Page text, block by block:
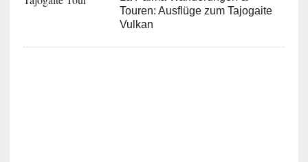
Touren: Ausflüge zum Tajogaite
Vulkan